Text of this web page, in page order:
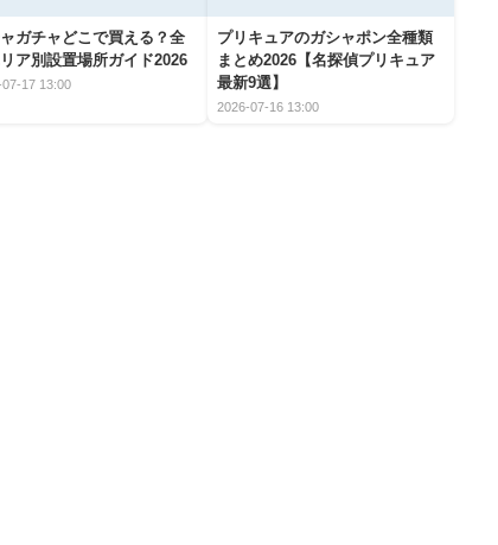
ガチャどこで買える？全
ア別設置場所ガイド2026
17 13:00
プリキュアのガシャポン全種類
まとめ2026【名探偵プリキュア
最新9選】
2026-07-16 13:00